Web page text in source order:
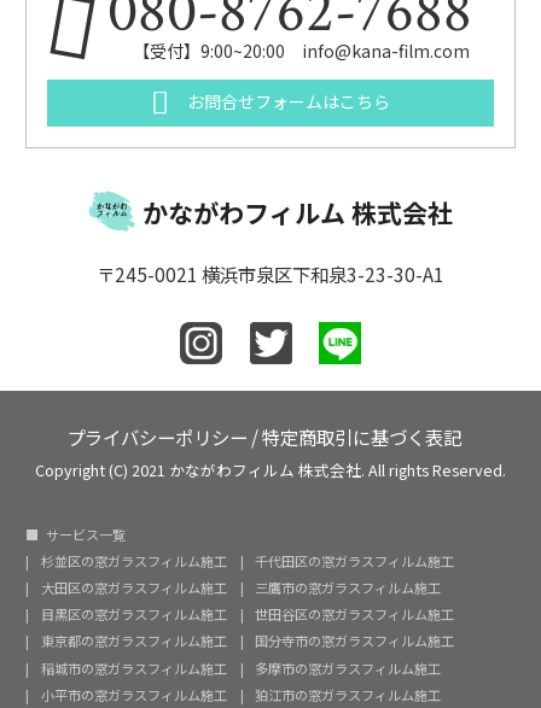
【受付】9:00~20:00 info@kana-film.com
お問合せフォームはこちら
かながわフィルム 株式会社
〒245-0021 横浜市泉区下和泉3-23-30-A1
プライバシーポリシー /特定商取引に基づく表記
Copyright (C) 2021 かながわフィルム 株式会社. All rights Reserved.
サービス一覧
杉並区の窓ガラスフィルム施工
千代田区の窓ガラスフィルム施工
大田区の窓ガラスフィルム施工
三鷹市の窓ガラスフィルム施工
目黒区の窓ガラスフィルム施工
世田谷区の窓ガラスフィルム施工
東京都の窓ガラスフィルム施工
国分寺市の窓ガラスフィルム施工
稲城市の窓ガラスフィルム施工
多摩市の窓ガラスフィルム施工
小平市の窓ガラスフィルム施工
狛江市の窓ガラスフィルム施工